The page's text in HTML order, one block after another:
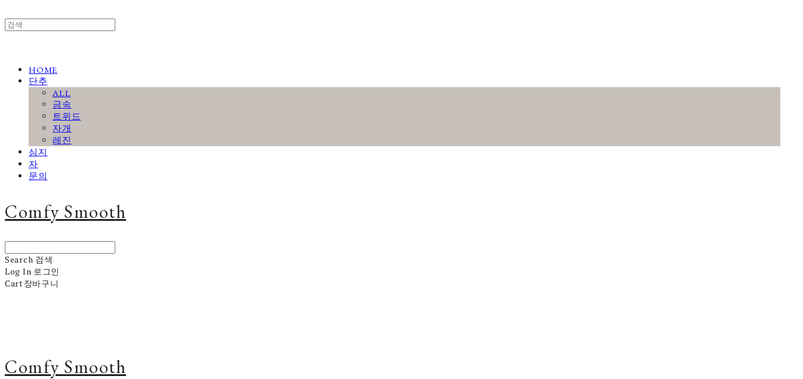
HOME
단추
ALL
금속
트위드
자개
레진
심지
자
문의
Comfy Smooth
Search 검색
Log In 로그인
Cart장바구니
Comfy Smooth